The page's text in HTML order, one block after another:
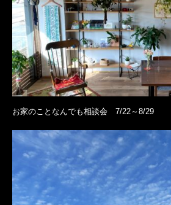
お家のことなんでも相談会 7/22～8/29